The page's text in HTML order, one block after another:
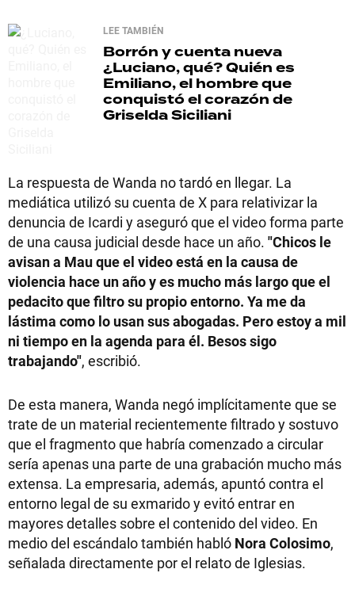
LEE TAMBIÉN
Borrón y cuenta nueva
¿Luciano, qué? Quién es
Emiliano, el hombre que
conquistó el corazón de
Griselda Siciliani
La respuesta de Wanda no tardó en llegar. La
mediática utilizó su cuenta de X para relativizar la
denuncia de Icardi y aseguró que el video forma parte
de una causa judicial desde hace un año. "Chicos le
avisan a Mau que el video está en la causa de
violencia hace un año y es mucho más largo que el
pedacito que filtro su propio entorno. Ya me da
lástima como lo usan sus abogadas. Pero estoy a mil
ni tiempo en la agenda para él. Besos sigo
trabajando", escribió.
De esta manera, Wanda negó implícitamente que se
trate de un material recientemente filtrado y sostuvo
que el fragmento que habría comenzado a circular
sería apenas una parte de una grabación mucho más
extensa. La empresaria, además, apuntó contra el
entorno legal de su exmarido y evitó entrar en
mayores detalles sobre el contenido del video. En
medio del escándalo también habló Nora Colosimo,
señalada directamente por el relato de Iglesias.